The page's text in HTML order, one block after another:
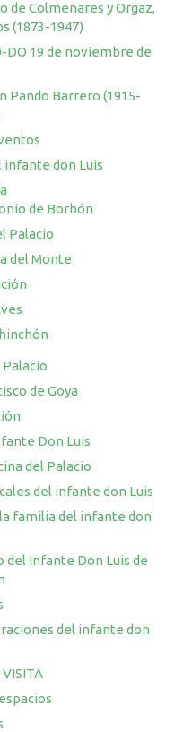
de Colmenares y Orgaz,
(1873-1947)
DO 19 de noviembre de
Pando Barrero (1915-
infante don Luis
de Borbón
Palacio
del Monte
de Goya
Don Luis
del Palacio
del infante don Luis
familia del infante don
del Infante Don Luis de
del infante don
VISITA